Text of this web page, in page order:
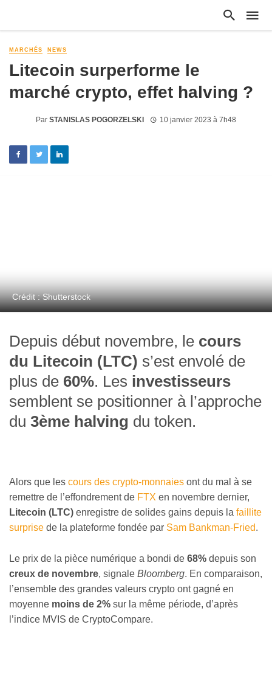
MARCHÉS NEWS
Litecoin surperforme le
marché crypto, effet halving ?
Par STANISLAS POGORZELSKI 10 janvier 2023 à 7h48
Crédit : Shutterstock
Depuis début novembre, le cours
du Litecoin (LTC) s’est envolé de
plus de 60%. Les investisseurs
semblent se positionner à l’approche
du 3ème halving du token.
Alors que les cours des crypto-monnaies ont du mal à se
remettre de l’effondrement de FTX en novembre dernier,
Litecoin (LTC) enregistre de solides gains depuis la faillite
surprise de la plateforme fondée par Sam Bankman-Fried.
Le prix de la pièce numérique a bondi de 68% depuis son
creux de novembre, signale Bloomberg. En comparaison,
l’ensemble des grandes valeurs crypto ont gagné en
moyenne moins de 2% sur la même période, d’après
l’indice MVIS de CryptoCompare.